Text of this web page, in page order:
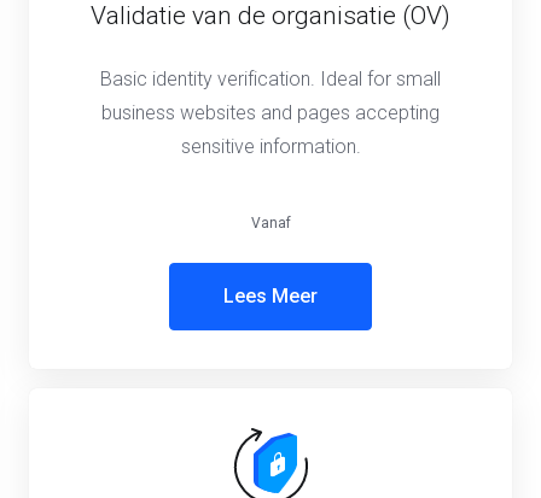
Validatie van de organisatie (OV)
Basic identity verification. Ideal for small
business websites and pages accepting
sensitive information.
Vanaf
Lees Meer